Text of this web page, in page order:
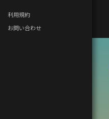
利用規約
お問い合わせ